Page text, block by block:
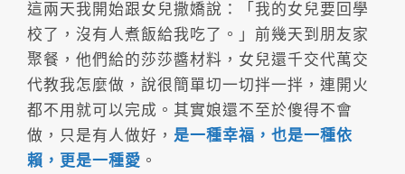
這兩天我開始跟女兒撒嬌說：「我的女兒要回學
校了，沒有人煮飯給我吃了。」前幾天到朋友家
聚餐，他們給的莎莎醬材料，女兒還千交代萬交
代教我怎麼做，說很簡單切一切拌一拌，連開火
都不用就可以完成。其實娘還不至於傻得不會
做，只是有人做好， 是一種幸福，也是一種依
賴，更是一種愛 。